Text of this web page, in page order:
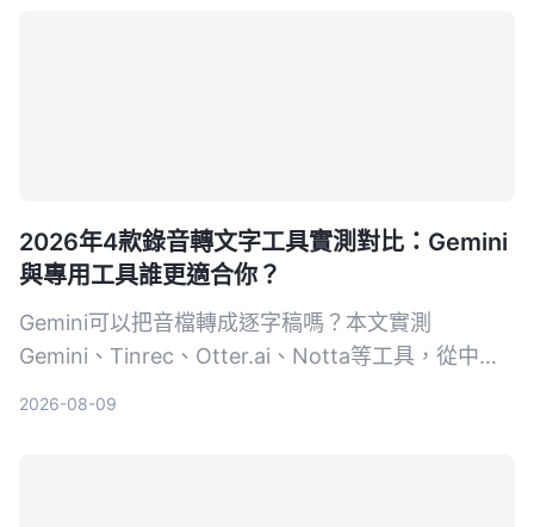
2026年4款錄音轉文字工具實測對比：Gemini
與專用工具誰更適合你？
Gemini可以把音檔轉成逐字稿嗎？本文實測
Gemini、Tinrec、Otter.ai、Notta等工具，從中文
2026-08-09